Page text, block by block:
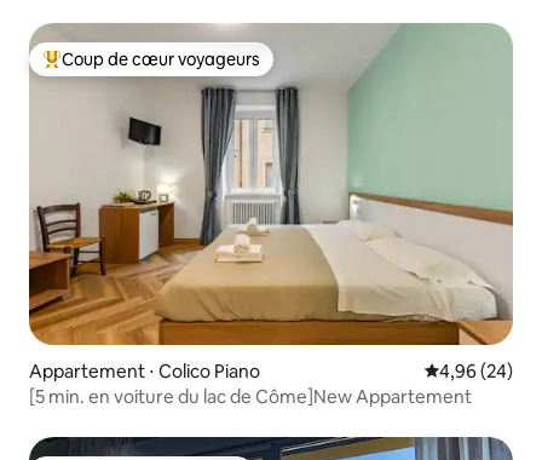
Coups de cœur voyageurs les plus appréciés
Coup de cœur voyageurs
Appartement ⋅ Colico Piano Évaluation
4,96 (24)
[5 min. en voiture du lac de Côme]New Appartement